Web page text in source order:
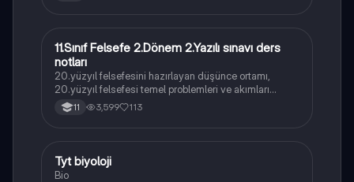
Felsefe
11.Sınıf Felsefe 2.Dönem 2.Yazılı sınavı ders
notları
20.yüzyıl felsefesini hazırlayan düşünce ortamı,
20.yüzyıl felsefesi temel problemleri ve akımları
konularını içermektedir
11 3,599 113
Biyoloji
Tyt biyoloji
Bio